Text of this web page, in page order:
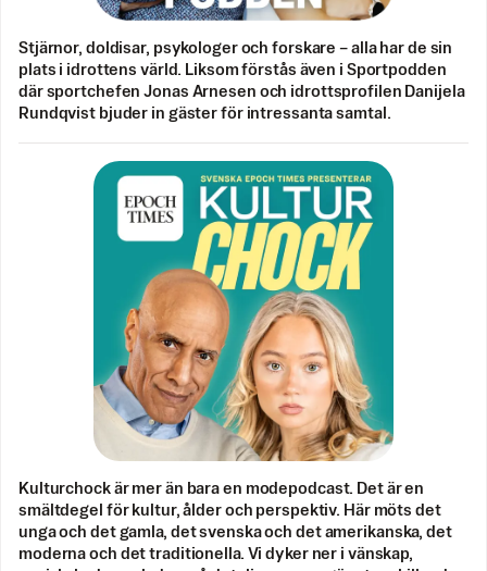
Stjärnor, doldisar, psykologer och forskare – alla har de sin
plats i idrottens värld. Liksom förstås även i Sportpodden
där sportchefen Jonas Arnesen och idrottsprofilen Danijela
Rundqvist bjuder in gäster för intressanta samtal.
Kulturchock är mer än bara en modepodcast. Det är en
smältdegel för kultur, ålder och perspektiv. Här möts det
unga och det gamla, det svenska och det amerikanska, det
moderna och det traditionella. Vi dyker ner i vänskap,